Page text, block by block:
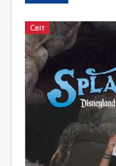
Світ